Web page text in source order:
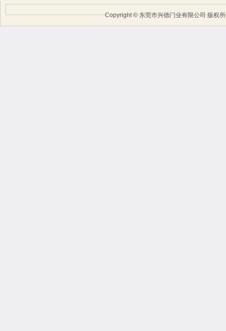
Copyright © 东莞市兴德门业有限公司 版权